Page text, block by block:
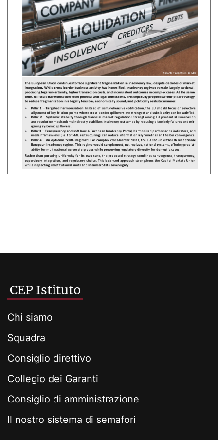
CEP Istituto
Chi siamo
Squadra
Consiglio direttivo
Collegio dei Garanti
Consiglio di amministrazione
Il nostro sistema di semafori